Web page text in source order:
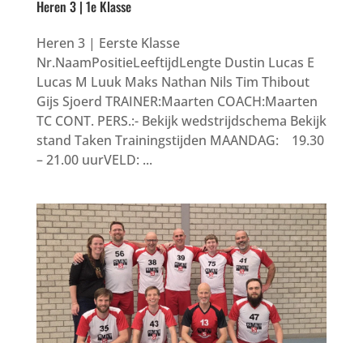
Heren 3 | 1e Klasse
Heren 3 | Eerste Klasse
Nr.NaamPositieLeeftijdLengte Dustin Lucas E
Lucas M Luuk Maks Nathan Nils Tim Thibout
Gijs Sjoerd TRAINER:Maarten COACH:Maarten
TC CONT. PERS.:- Bekijk wedstrijdschema Bekijk
stand Taken Trainingstijden MAANDAG: 19.30
– 21.00 uurVELD: ...